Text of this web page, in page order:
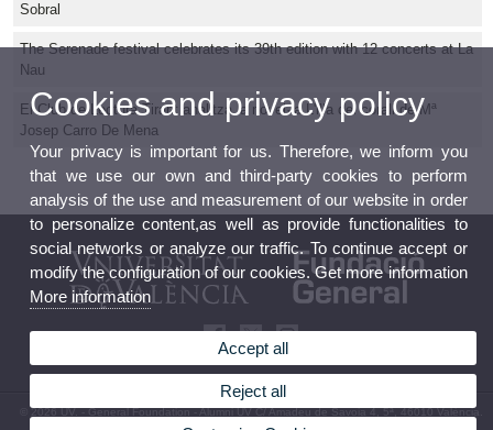
Sobral
The Serenade festival celebrates its 39th edition with 12 concerts at La
Nau
El Club de Lectura Tirant analitza la novel·la L'illa del corall de Mª
Josep Carro De Mena
© 2026 UV. - General Foundation - Alumni UV C/ Amadeu de Savoia 4, 5ª, 46010 València.
Tel: (+34) 96 353 10 70
Cookies and privacy policy
Your privacy is important for us. Therefore, we inform you
that we use our own and third-party cookies to perform
analysis of the use and measurement of our website in order
to personalize content,as well as provide functionalities to
social networks or analyze our traffic. To continue accept or
modify the configuration of our cookies. Get more information
More information
Accept all
Reject all